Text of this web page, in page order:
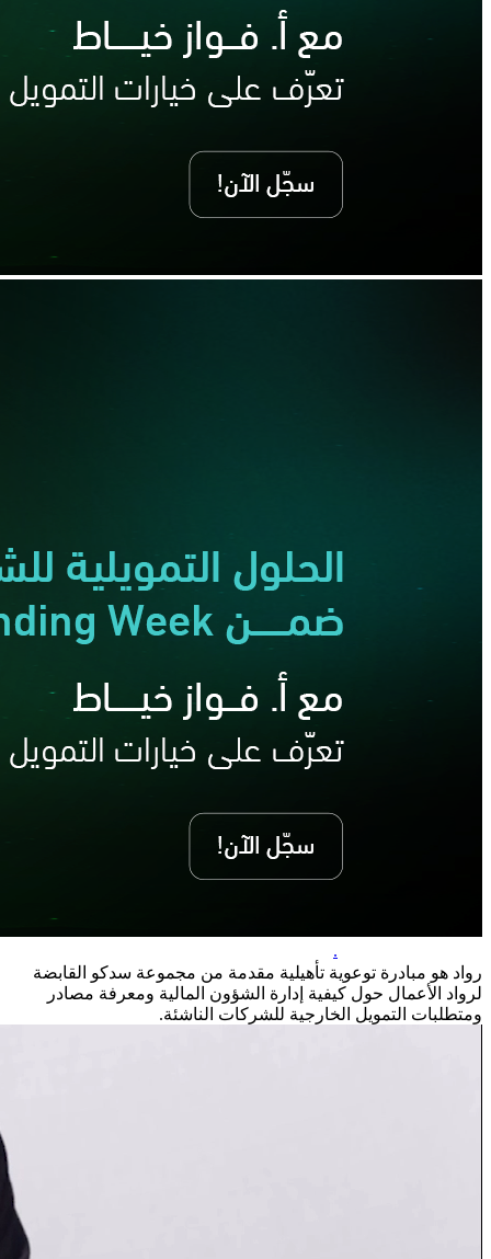
.
رواد هو مبادرة توعوية تأهيلية مقدمة من مجموعة سدكو القابضة
لرواد الأعمال حول كيفية إدارة الشؤون المالية ومعرفة مصادر
ومتطلبات التمويل الخارجية للشركات الناشئة.